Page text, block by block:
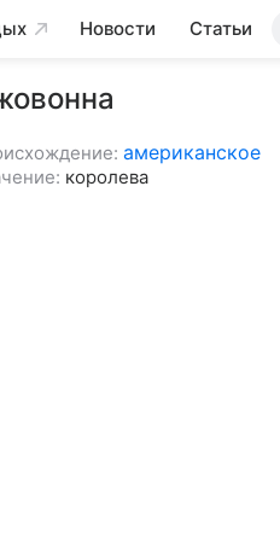
Новости Статьи
американское
королева